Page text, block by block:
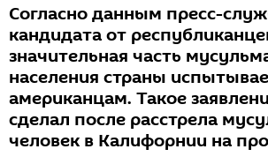
Согласно данным пресс-
кандидата от
значительная часть
населения страны
американцам. Такое
сделал после расстрела
человек в Калифорнии на